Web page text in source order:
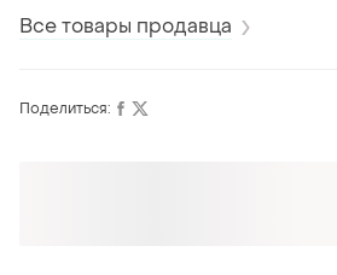
Все товары продавца
Поделиться: